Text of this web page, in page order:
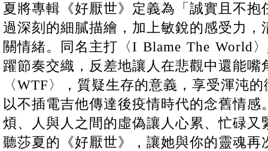
夏將專輯《好厭世》定義為「誠實且不
過深刻的細膩描繪，加上敏銳的感受力，
關情緒。同名主打〈I Blame The World
躍節奏交織，反差地讓人在悲觀中還能嘴
〈WTF〉，質疑生存的意義，享受渾沌
以不插電吉他傳達後疫情時代的念舊情
煩、人與人之間的虛偽讓人心累、忙碌又
聽莎夏的《好厭世》，讓她與你的靈魂再